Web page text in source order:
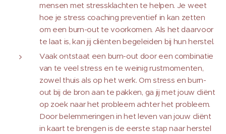
mensen met stressklachten te helpen. Je weet
hoe je stress coaching preventief in kan zetten
om een burn-out te voorkomen. Als het daarvoor
te laat is, kan jij cliënten begeleiden bij hun herstel.
Vaak ontstaat een burn-out door een combinatie
van te veel stress en te weinig rustmomenten,
zowel thuis als op het werk. Om stress en burn-
out bij de bron aan te pakken, ga jij met jouw cliënt
op zoek naar het probleem achter het probleem.
Door belemmeringen in het leven van jouw cliënt
in kaart te brengen is de eerste stap naar herstel